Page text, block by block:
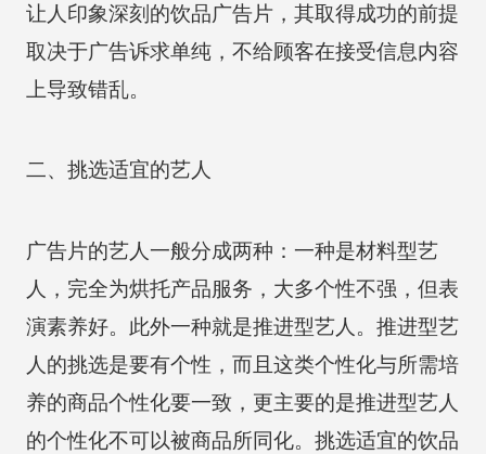
让人印象深刻的饮品广告片，其取得成功的前提
取决于广告诉求单纯，不给顾客在接受信息内容
上导致错乱。
二、挑选适宜的艺人
广告片的艺人一般分成两种：一种是材料型艺
人，完全为烘托产品服务，大多个性不强，但表
演素养好。此外一种就是推进型艺人。推进型艺
人的挑选是要有个性，而且这类个性化与所需培
养的商品个性化要一致，更主要的是推进型艺人
的个性化不可以被商品所同化。挑选适宜的饮品